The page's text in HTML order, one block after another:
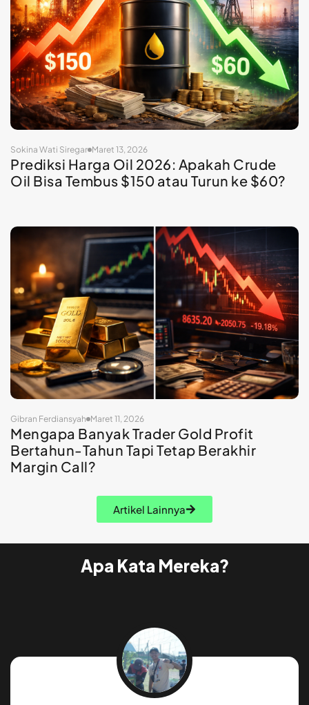
Sokina Wati Siregar Maret 13, 2026
Prediksi Harga Oil 2026: Apakah Crude
Oil Bisa Tembus $150 atau Turun ke $60?
Gibran Ferdiansyah Maret 11, 2026
Mengapa Banyak Trader Gold Profit
Bertahun-Tahun Tapi Tetap Berakhir
Margin Call?
Artikel Lainnya
Apa Kata Mereka?